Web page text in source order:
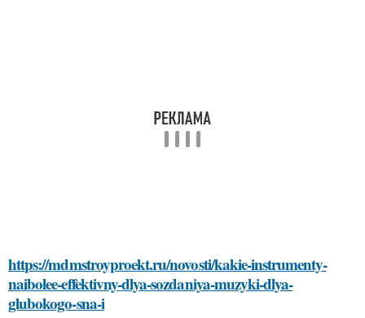
https://mdmstroyproekt.ru/novosti/kakie-instrumenty-
naibolee-effektivny-dlya-sozdaniya-muzyki-dlya-
glubokogo-sna-i